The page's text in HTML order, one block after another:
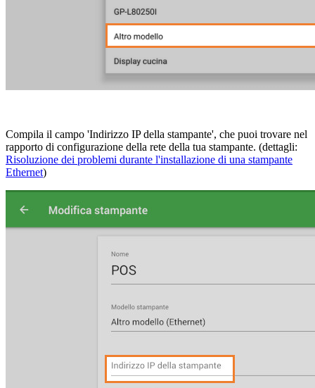
Compila il campo 'Indirizzo IP della stampante', che puoi trovare nel
rapporto di configurazione della rete della tua stampante. (dettagli:
Risoluzione dei problemi durante l'installazione di una stampante
Ethernet)